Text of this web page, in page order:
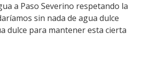
a Paso Severino respetando la
sin nada de agua dulce
dulce para mantener esta cierta